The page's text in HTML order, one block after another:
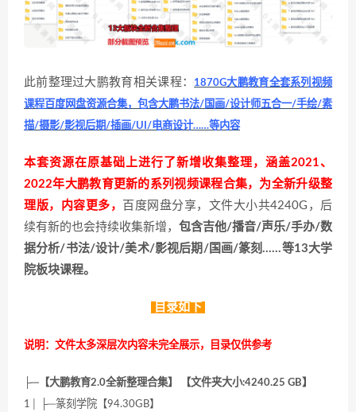
此前整理过大鹏教育相关课程：
1870G大鹏教育全套系列视频
课程百度网盘资源合集，包含大鹏书法/国画/设计师五合一/手绘/素
描/摄影/影视后期/插画/UI/电商设计……等内容
本套资源在原基础上进行了新增收集整理，涵盖2021、
2022年大鹏教育更新的系列视频课程合集，为全新升级整
理版，内容更多，
百度网盘分享，文件大小共4240G，后
续有新的也会持续收集新增， 包含吉他/播音/声乐/手办/数
据分析/书法/设计/美术/影视后期/国画/篆刻……等13大学
院板块课程。
目录如下
说明：文件太多深层次内容未完全展示，目录仅供参考
├─【大鹏教育2.0全新整理合集】 【文件夹大小:4240.25 GB】
1│ ├─篆刻学院【94.30GB】